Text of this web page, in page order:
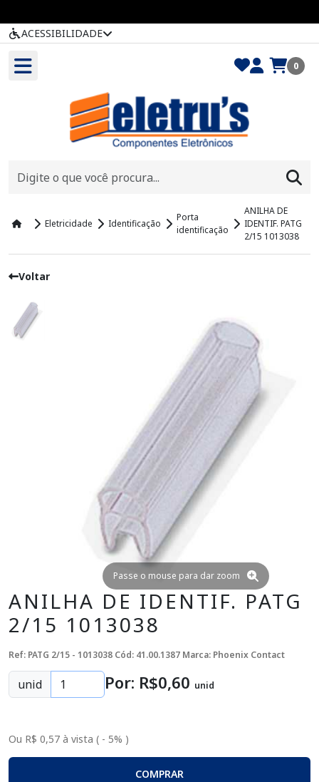
ACESSIBILIDADE
0
Eletricidade Identificação
Porta
identificação
ANILHA DE
IDENTIF. PATG
2/15 1013038
Voltar
Passe o mouse para dar zoom
ANILHA DE IDENTIF. PATG
2/15 1013038
Ref: PATG 2/15 - 1013038 Cód: 41.00.1387 Marca: Phoenix Contact
unid Por: R$0,60 unid
Ou R$ 0,57 à vista ( - 5% )
COMPRAR